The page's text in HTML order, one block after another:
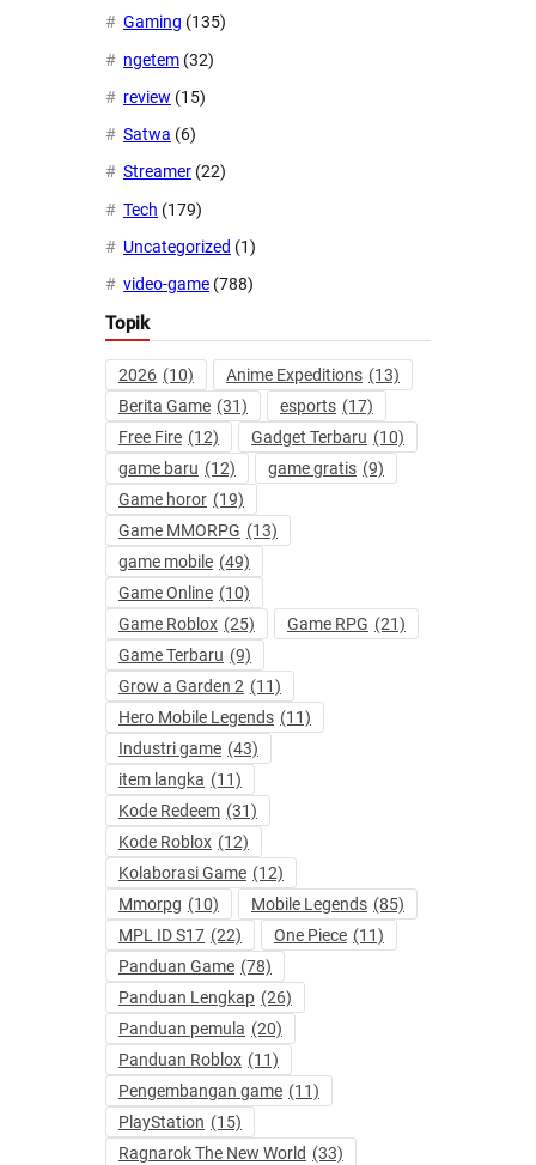
Gaming (135)
ngetem (32)
review (15)
Satwa (6)
Streamer (22)
Tech (179)
Uncategorized (1)
video-game (788)
Topik
2026 (10) Anime Expeditions (13)
Berita Game (31) esports (17)
Free Fire (12) Gadget Terbaru (10)
game baru (12) game gratis (9)
Game horor (19)
Game MMORPG (13)
game mobile (49)
Game Online (10)
Game Roblox (25) Game RPG (21)
Game Terbaru (9)
Grow a Garden 2 (11)
Hero Mobile Legends (11)
Industri game (43)
item langka (11)
Kode Redeem (31)
Kode Roblox (12)
Kolaborasi Game (12)
Mmorpg (10) Mobile Legends (85)
MPL ID S17 (22) One Piece (11)
Panduan Game (78)
Panduan Lengkap (26)
Panduan pemula (20)
Panduan Roblox (11)
Pengembangan game (11)
PlayStation (15)
Ragnarok The New World (33)